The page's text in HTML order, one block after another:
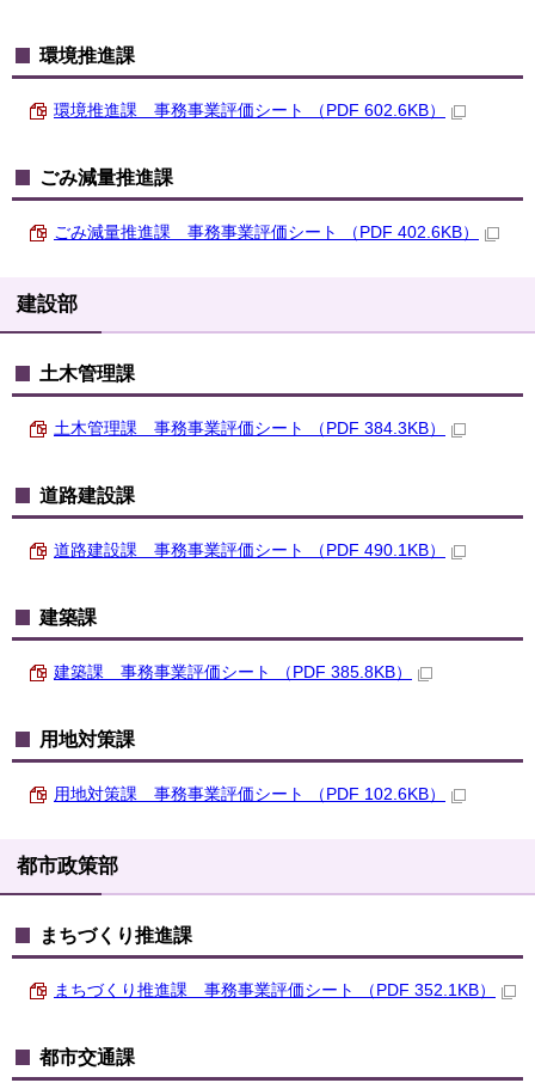
環境推進課
環境推進課 事務事業評価シート （PDF 602.6KB）
ごみ減量推進課
ごみ減量推進課 事務事業評価シート （PDF 402.6KB）
建設部
土木管理課
土木管理課 事務事業評価シート （PDF 384.3KB）
道路建設課
道路建設課 事務事業評価シート （PDF 490.1KB）
建築課
建築課 事務事業評価シート （PDF 385.8KB）
用地対策課
用地対策課 事務事業評価シート （PDF 102.6KB）
都市政策部
まちづくり推進課
まちづくり推進課 事務事業評価シート （PDF 352.1KB）
都市交通課